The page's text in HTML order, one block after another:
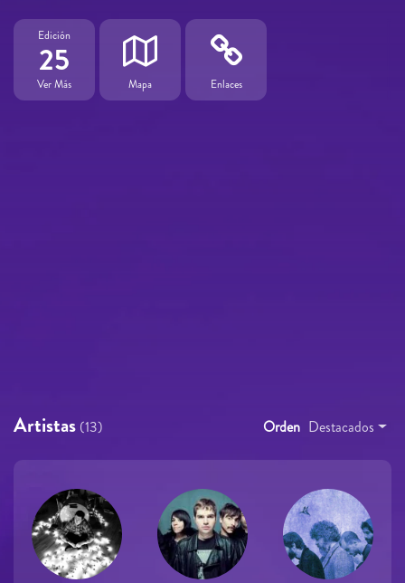
Edición
25
Ver Más Mapa Enlaces
Artistas (13) Orden Destacados